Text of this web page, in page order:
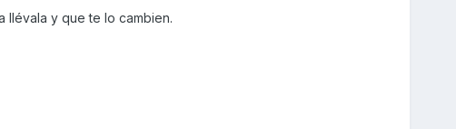
llévala y que te lo cambien.